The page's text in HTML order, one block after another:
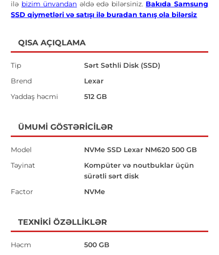
ilə bizim ünvandan əldə edə bilərsiniz. Bakıda Samsung
SSD qiymetləri və satışı ilə buradan tanış ola bilərsiz
QISA AÇIQLAMA
Tip
Sərt Səthli Disk (SSD)
Brend
Lexar
Yaddaş həcmi
512 GB
ÜMUMI GÖSTƏRICILƏR
Model
NVMe SSD Lexar NM620 500 GB
Təyinat
Kompüter və noutbuklar üçün
sürətli sərt disk
Factor
NVMe
TEXNIKI ÖZƏLLIKLƏR
Həcm
500 GB